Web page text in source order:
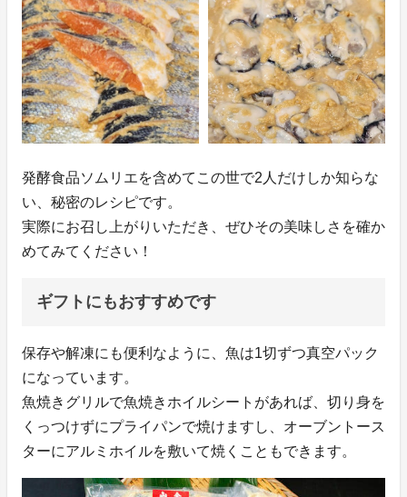
発酵食品ソムリエを含めてこの世で2人だけしか知らな
い、秘密のレシピです。
実際にお召し上がりいただき、ぜひその美味しさを確か
めてみてください！
ギフトにもおすすめです
保存や解凍にも便利なように、魚は1切ずつ真空パック
になっています。
魚焼きグリルで魚焼きホイルシートがあれば、切り身を
くっつけずにプライパンで焼けますし、オーブントース
ターにアルミホイルを敷いて焼くこともできます。